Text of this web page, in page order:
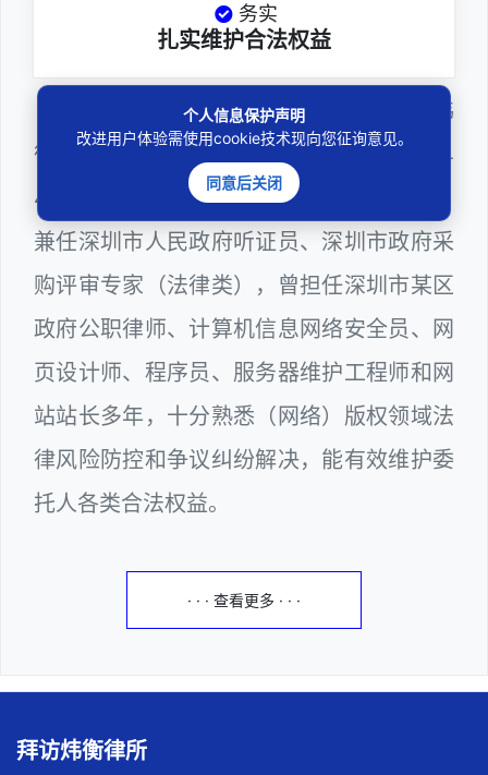
务实
扎实维护合法权益
邓杰律师，法律硕士，执业于北京市炜
衡（深圳）律师事务所，律师执业证号为14
403201810022100。邓杰律师现（或曾）
兼任深圳市人民政府听证员、深圳市政府采
购评审专家（法律类），曾担任深圳市某区
政府公职律师、计算机信息网络安全员、网
页设计师、程序员、服务器维护工程师和网
站站长多年，十分熟悉（网络）版权领域法
律风险防控和争议纠纷解决，能有效维护委
托人各类合法权益。
· · · 查看更多 · · ·
拜访炜衡律所
个人信息保护声明
改进用户体验需使用cookie技术现向您征询意见。
同意后关闭